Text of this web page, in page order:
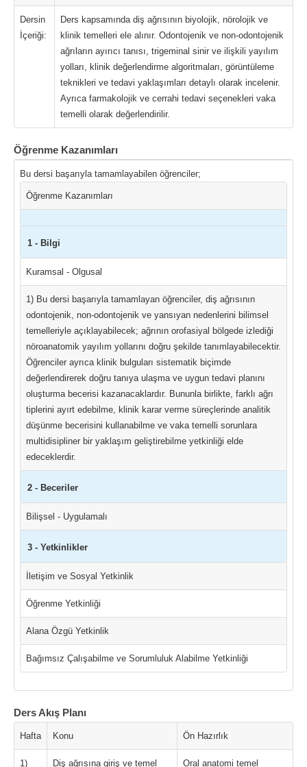
Dersin
İçeriği:
Ders kapsamında diş ağrısının biyolojik, nörolojik ve
klinik temelleri ele alınır. Odontojenik ve non-odontojenik
ağrıların ayırıcı tanısı, trigeminal sinir ve ilişkili yayılım
yolları, klinik değerlendirme algoritmaları, görüntüleme
teknikleri ve tedavi yaklaşımları detaylı olarak incelenir.
Ayrıca farmakolojik ve cerrahi tedavi seçenekleri vaka
temelli olarak değerlendirilir.
Öğrenme Kazanımları
Bu dersi başarıyla tamamlayabilen öğrenciler;
Öğrenme Kazanımları
1 - Bilgi
Kuramsal - Olgusal
1) Bu dersi başarıyla tamamlayan öğrenciler, diş ağrısının
odontojenik, non-odontojenik ve yansıyan nedenlerini bilimsel
temelleriyle açıklayabilecek; ağrının orofasiyal bölgede izlediği
nöroanatomik yayılım yollarını doğru şekilde tanımlayabilecektir.
Öğrenciler ayrıca klinik bulguları sistematik biçimde
değerlendirerek doğru tanıya ulaşma ve uygun tedavi planını
oluşturma becerisi kazanacaklardır. Bununla birlikte, farklı ağrı
tiplerini ayırt edebilme, klinik karar verme süreçlerinde analitik
düşünme becerisini kullanabilme ve vaka temelli sorunlara
multidisipliner bir yaklaşım geliştirebilme yetkinliği elde
edeceklerdir.
2 - Beceriler
Bilişsel - Uygulamalı
3 - Yetkinlikler
İletişim ve Sosyal Yetkinlik
Öğrenme Yetkinliği
Alana Özgü Yetkinlik
Bağımsız Çalışabilme ve Sorumluluk Alabilme Yetkinliği
Ders Akış Planı
Hafta Konu Ön Hazırlık
1) Diş ağrısına giriş ve temel Oral anatomi temel